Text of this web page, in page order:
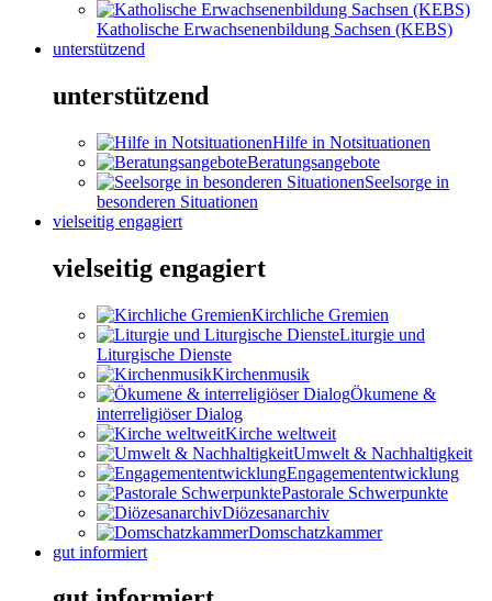
Katholische Erwachsenenbildung Sachsen (KEBS)
unterstützend
unterstützend
Hilfe in Notsituationen
Beratungsangebote
Seelsorge in
besonderen Situationen
vielseitig engagiert
vielseitig engagiert
Kirchliche Gremien
Liturgie und
Liturgische Dienste
Kirchenmusik
Ökumene &
interreligiöser Dialog
Kirche weltweit
Umwelt & Nachhaltigkeit
Engagemententwicklung
Pastorale Schwerpunkte
Diözesanarchiv
Domschatzkammer
gut informiert